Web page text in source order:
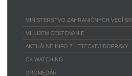
MINISTERSTVO ZAHRANIČNÝCH VECÍ SR
MILUJEM CESTOVANIE
AKTUÁLNE INFO Z LETECKEJ DOPRAVY
CK WATCHING
DROMEDÁR